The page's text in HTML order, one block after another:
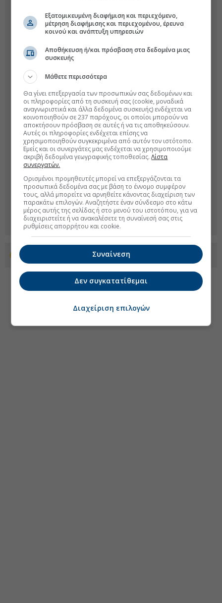
Προσθέστε το euro2day.gr στο Discover
Εξατομικευμένη διαφήμιση και περιεχόμενο,
μέτρηση διαφήμισης και περιεχομένου, έρευνα
κοινού και ανάπτυξη υπηρεσιών
Αποθήκευση ή/και πρόσβαση στα δεδομένα μιας
συσκευής
Μάθετε περισσότερα
Θα γίνει επεξεργασία των προσωπικών σας δεδομένων και
οι πληροφορίες από τη συσκευή σας (cookie, μοναδικά
αναγνωριστικά και άλλα δεδομένα συσκευής) ενδέχεται να
κοινοποιηθούν σε 237 παρόχους, οι οποίοι μπορούν να
αποκτήσουν πρόσβαση σε αυτές ή να τις αποθηκεύσουν.
Αυτές οι πληροφορίες ενδέχεται επίσης να
χρησιμοποιηθούν συγκεκριμένα από αυτόν τον ιστότοπο.
Εμείς και οι συνεργάτες μας ενδέχεται να χρησιμοποιούμε
ακριβή δεδομένα γεωγραφικής τοποθεσίας.Λίστα
συνεργατών.
Ορισμένοι προμηθευτές μπορεί να επεξεργάζονται τα
προσωπικά δεδομένα σας με βάση το έννομο συμφέρον
τους, αλλά μπορείτε να αρνηθείτε κάνοντας διαχείριση των
παρακάτω επιλογών. Αναζητήστε έναν σύνδεσμο στο κάτω
μέρος αυτής της σελίδας ή στο μενού του ιστοτόπου, για να
διαχειριστείτε ή να ανακαλέσετε τη συναίνεσή σας στις
ρυθμίσεις απορρήτου και cookie.
Συναίνεση
Δεν συγκατατίθεμαι
Διαχείριση επιλογών